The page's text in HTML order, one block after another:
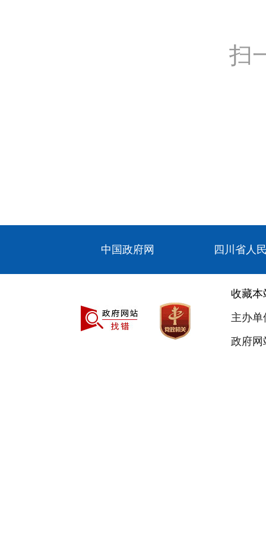
扫
中国政府网 四川省人
收藏本
主办
政府网